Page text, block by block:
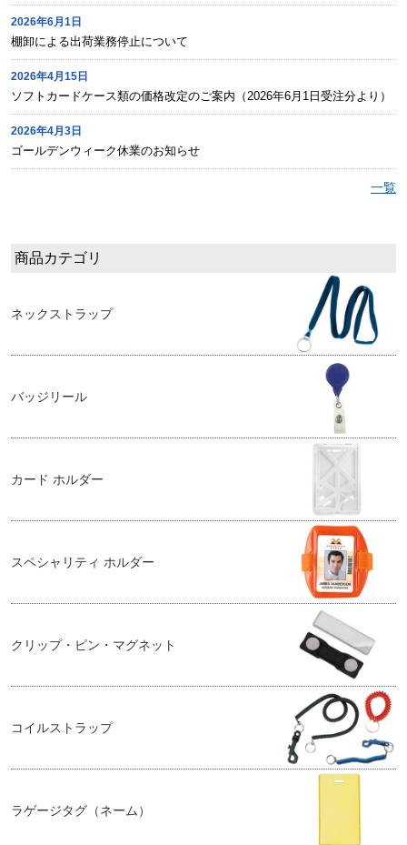
2026年6月1日
棚卸による出荷業務停止について
2026年4月15日
ソフトカードケース類の価格改定のご案内（2026年6月1日受注分より）
2026年4月3日
ゴールデンウィーク休業のお知らせ
一覧
商品カテゴリ
ネックストラップ
バッジリール
カード ホルダー
スペシャリティ ホルダー
クリップ・ピン・マグネット
コイルストラップ
ラゲージタグ（ネーム）